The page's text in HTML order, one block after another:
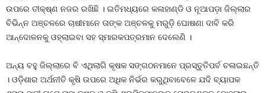
ଉପରେ ତୀକ୍ଷ୍ଣ ନଜର ରଖିଛି । ଇତିମଧ୍ୟରେ କଳାହାଣ୍ଡି ଓ ନୂଆପଡ଼ା ଜିଲ୍ଲାର
ବିଭିନ୍ନ ଅଞ୍ଚଳରେ ଚାଷୀମାନେ ତାଙ୍କ ଅଞ୍ଚଳକୁ ମରୁଡ଼ି ଘୋଷଣା ଦାବି କରି
ଆନ୍ଦୋଳନକୁ ଓହ୍ଲାଇବା ସହ ସ୍ମାରକପତ୍ରମାନ ଦେଲେଣି ।
ଅନ୍ୟ ବହୁ ଜିଲ୍ଲାରେ ବି ଏଥିଲାଗି କୃଷକ ସଙ୍ଗଠନମାନେ ପ୍ରସ୍ତୁତିପର୍ବ ଚଳାଇଛନ୍ତି
। ଓଡ଼ିଶାର ଅର୍ଥନୀତି କୃଷି ଉପରେ ଅଧିକ ନିର୍ଭର କରୁଥିବାବେଳେ ଯଦି ବ୍ୟାପକ